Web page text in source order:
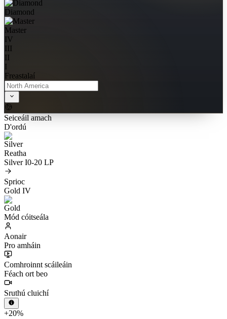
Diamond
Master
IV
III
II
I
Freastalaí
Seiceáil amach
D'ordú
Reatha
Silver I0-20 LP
Sprioc
Gold IV
Mód cóitseála
Aonair
Pro amháin
Comhroinnt scáileáin
Féach ort beo
Sruthú cluichí
+20%